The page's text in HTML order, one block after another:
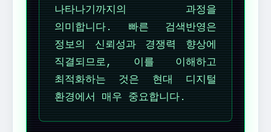
나타나기까지의 과정을
의미합니다. 빠른 검색반영은
정보의 신뢰성과 경쟁력 향상에
직결되므로, 이를 이해하고
최적화하는 것은 현대 디지털
환경에서 매우 중요합니다.